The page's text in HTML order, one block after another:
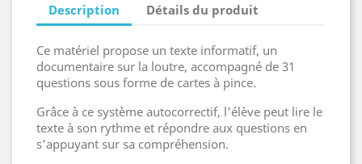
Description Détails du produit
Ce matériel propose un texte informatif, un
documentaire sur la loutre, accompagné de 31
questions sous forme de cartes à pince.
Grâce à ce système autocorrectif, l’élève peut lire le
texte à son rythme et répondre aux questions en
s’appuyant sur sa compréhension.